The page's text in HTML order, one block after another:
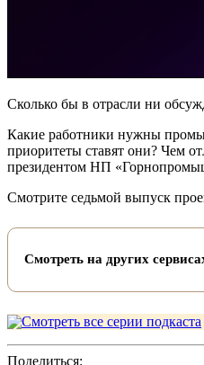
Сколько бы в отрасли ни
Какие работники нужны
приоритеты ставят они? Чем
президентом НП
Смотрите седьмой выпуск
Смотреть на других
Смотреть все серии подкаста
Поделиться: